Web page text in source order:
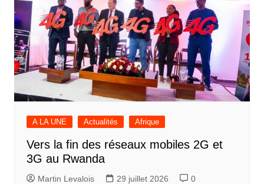
A LA UNE Actualités Afrique
Vers la fin des réseaux mobiles 2G et
3G au Rwanda
Martin Levalois 29 juillet 2026 0